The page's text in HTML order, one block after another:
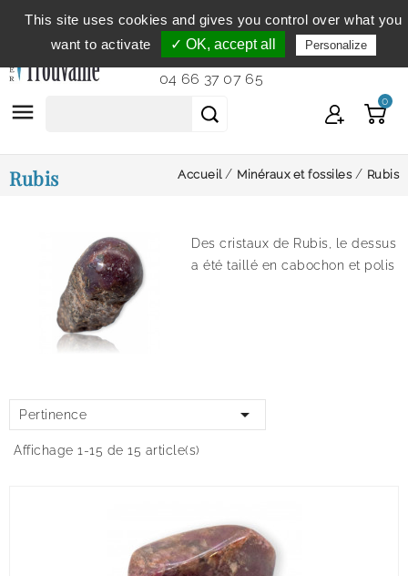
Service clientèle
du lundi au vendredi de 9h à 12h et
de 14h à 18h...
04 66 37 07 65
 0
Rubis Accueil Minéraux et fossiles Rubis
Des cristaux de Rubis, le dessus
a été taillé en cabochon et polis
Pertinence 
Affichage 1-15 de 15 article(s)
This site uses cookies and gives you control over what you
want to activate
✓ OK, accept all Personalize